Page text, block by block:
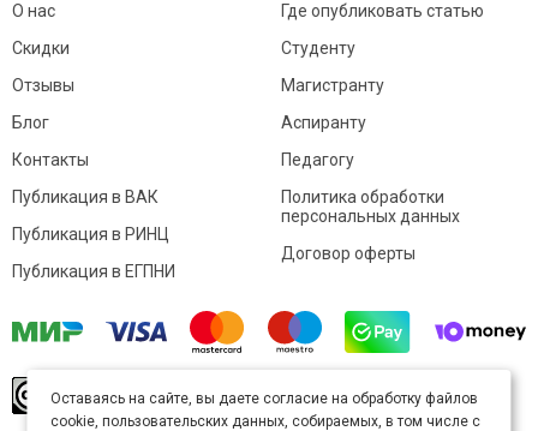
О нас
Скидки
Отзывы
Блог
Контакты
Где опубликовать статью
Студенту
Магистранту
Аспиранту
Педагогу
Публикация в ВАК
Публикация в РИНЦ
Публикация в ЕГПНИ
Политика обработки
персональных данных
Договор оферты
произведение доступно полицензии Creative
Commons «Attribution» («Атрибуция») 4.0
Оставаясь на сайте, вы даете согласие на обработку файлов
cookie, пользовательских данных, собираемых, в том числе с